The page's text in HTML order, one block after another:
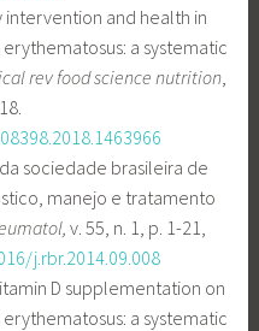
intervention and health in
a systematic
rev food science nutrition,
da sociedade brasileira de
manejo e tratamento
v. 55, n. 1, p. 1-21,
j.rbr.2014.09.008
D supplementation on
a systematic